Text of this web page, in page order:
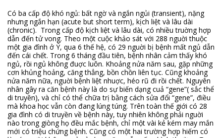
Có ba cấp độ khó ngủ: bất ngờ và ngắn ngủi (transient), nặng
nhưng ngắn hạn (acute but short term), kịch liệt và lâu dài
(chronic). Trong cấp độ kịch liệt và lâu dài, có nhiều truờng hợp
dẫn đến tử vong. Theo một cuộc khảo sát với 288 nguời thuộc
một gia đình ở Ý, qua 6 thế hệ, có 29 nguời bị bệnh mất ngủ dẫn
đến cái chết. Trong 6 tháng đầu tiên, bệnh nhân cảm thấy khó
ngủ, rồi ngủ không đuợc luôn. Khoảng nửa năm sau, gặp những
cơn khủng hoảng, căng thẳng, bồn chồn liên tục. Cũng khoảng
nửa năm nữa, nguời bệnh liệt nhuợc, héo rũ đi rồi chết. Nguyên
nhân gây ra căn bệnh này là do sự biến dạng cuả “gene”( sắc thể
di truyền), và chỉ có thể chữa trị bằng cách sửa đổi “gene”, điều
mà khoa học vẫn còn đang lúng túng. Trên toàn thế giới có 28
gia đình có di truyền về bệnh này, tuy nhiên không phải nguời
nào trong giòng họ đều mắc bệnh, chỉ một vài kẻ kém may mắn
mới có triệu chứng bệnh. Cũng có một hai trường hợp hiếm có